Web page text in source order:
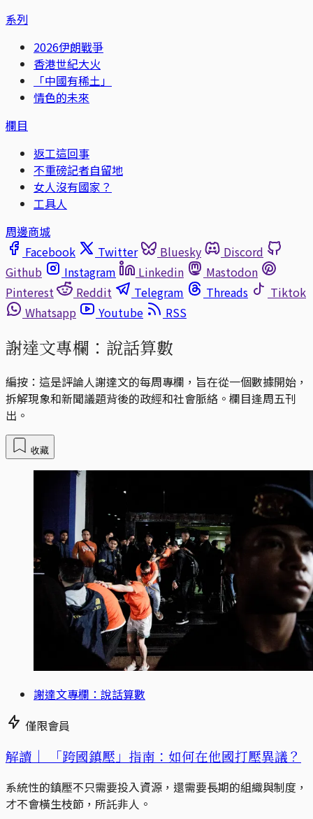
系列
2026伊朗戰爭
香港世紀大火
「中國有稀土」
情色的未來
欄目
返工這回事
不重磅記者自留地
女人沒有國家？
工具人
周邊商城
Facebook
Twitter Bluesky
Discord
Github
Instagram Linkedin
Mastodon
Pinterest
Reddit Telegram Threads
Tiktok
Whatsapp
Youtube RSS
謝達文專欄：說話算數
編按：這是評論人謝達文的每周專欄，旨在從一個數據開始，
拆解現象和新聞議題背後的政經和社會脈絡。欄目逢周五刊
出。
收藏
謝達文專欄：說話算數
僅限會員
解讀｜ 「跨國鎮壓」指南：如何在他國打壓異議？
系統性的鎮壓不只需要投入資源，還需要長期的組織與制度，
才不會橫生枝節，所託非人。